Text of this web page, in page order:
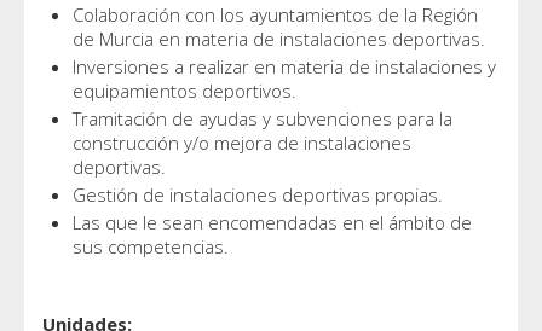
Colaboración con los ayuntamientos de la Región
de Murcia en materia de instalaciones deportivas.
Inversiones a realizar en materia de instalaciones y
equipamientos deportivos.
Tramitación de ayudas y subvenciones para la
construcción y/o mejora de instalaciones
deportivas.
Gestión de instalaciones deportivas propias.
Las que le sean encomendadas en el ámbito de
sus competencias.
Unidades: